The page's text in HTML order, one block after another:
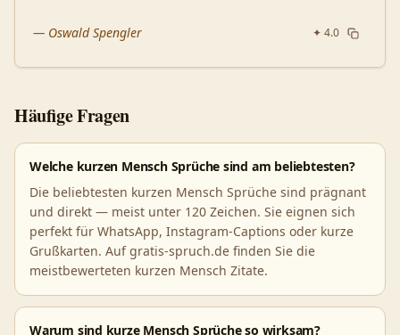
— Oswald Spengler ✦ 4.0
Häufige Fragen
Welche kurzen Mensch Sprüche sind am beliebtesten?
Die beliebtesten kurzen Mensch Sprüche sind prägnant
und direkt — meist unter 120 Zeichen. Sie eignen sich
perfekt für WhatsApp, Instagram-Captions oder kurze
Grußkarten. Auf gratis-spruch.de finden Sie die
meistbewerteten kurzen Mensch Zitate.
Warum sind kurze Mensch Sprüche so wirksam?